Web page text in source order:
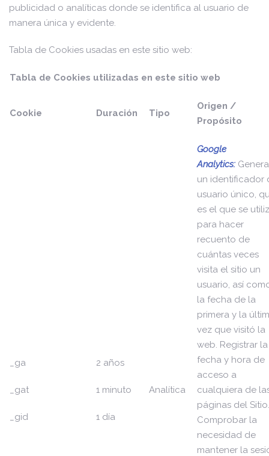
publicidad o analíticas donde se identifica al usuario de
manera única y evidente.
Tabla de Cookies usadas en este sitio web:
Tabla de Cookies utilizadas en este sitio web
Cookie Duración Tipo
Origen /
Propósito
_ga
_gat
_gid
2 años
1 minuto
1 día
Analítica
Google
Analytics:
un identificador
usuario único,
es el que se
para hacer
recuento de
cuántas veces
visita el sitio un
usuario, así
la fecha de la
primera y la
vez que visitó la
web. Registrar la
fecha y hora de
acceso a
cualquiera de
páginas del Sitio.
Comprobar la
necesidad de
mantener la